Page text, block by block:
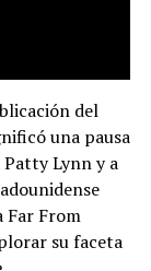
del
una pausa
Patty Lynn y a
Far From
su faceta